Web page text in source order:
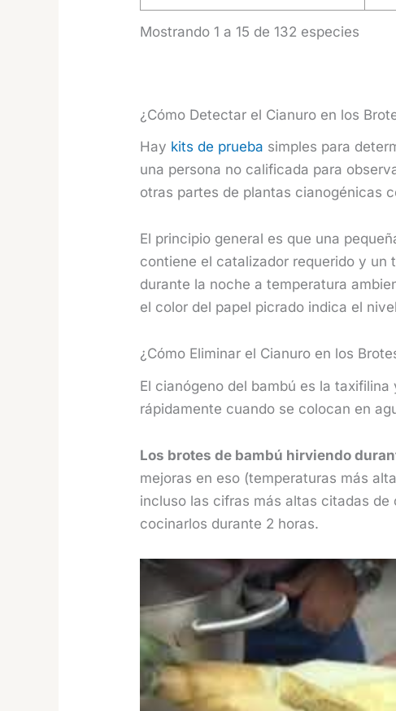
Mostrando 1 a 15 de 132 especies
¿Cómo Detectar el Cianuro en los
Hay kits de prueba simples para
una persona no calificada para
otras partes de plantas cianogénicas
El principio general es que una
contiene el catalizador requerido y un
durante la noche a temperatura
el color del papel picrado indica el
¿Cómo Eliminar el Cianuro en los
El cianógeno del bambú es la
rápidamente cuando se colocan en
Los brotes de bambú hirviendo
mejoras en eso (temperaturas más
incluso las cifras más altas citadas
cocinarlos durante 2 horas.